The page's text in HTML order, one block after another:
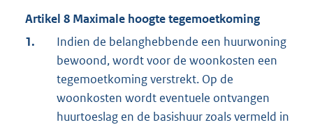
Artikel 8 Maximale hoogte tegemoetkoming
1.
Indien de belanghebbende een huurwoning
bewoond, wordt voor de woonkosten een
tegemoetkoming verstrekt. Op de
woonkosten wordt eventuele ontvangen
huurtoeslag en de basishuur zoals vermeld in